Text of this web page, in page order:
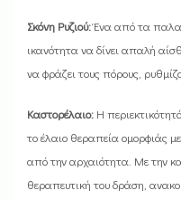
Σκόνη Ρυζιού:Ένα από τα
ικανότητα να δίνει απαλή
να φράζει τους πόρους,
Καστορέλαιο: Η
το έλαιο θεραπεία ομορφιάς
από την αρχαιότητα. Με την
θεραπευτική του δράση,